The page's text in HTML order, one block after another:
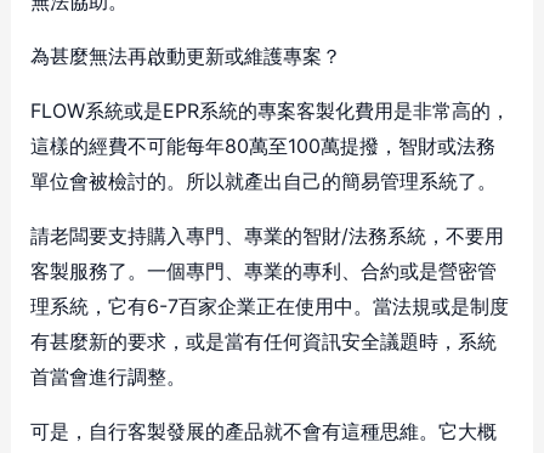
為甚麼無法再啟動更新或維護專案？
FLOW系統或是EPR系統的專案客製化費用是非常高的，
這樣的經費不可能每年80萬至100萬提撥，智財或法務
單位會被檢討的。所以就產出自己的簡易管理系統了。
請老闆要支持購入專門、專業的智財/法務系統，不要用
客製服務了。一個專門、專業的專利、合約或是營密管
理系統，它有6-7百家企業正在使用中。當法規或是制度
有甚麼新的要求，或是當有任何資訊安全議題時，系統
首當會進行調整。
可是，自行客製發展的產品就不會有這種思維。它大概